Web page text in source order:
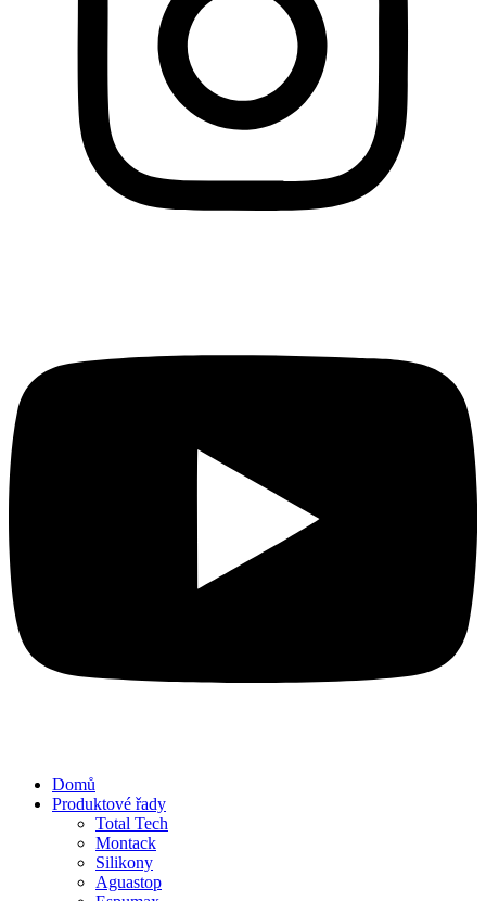
Domů
Produktové řady
Total Tech
Montack
Silikony
Aguastop